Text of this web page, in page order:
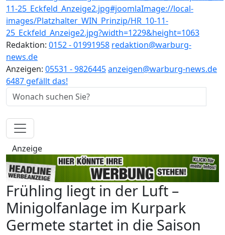
Redaktion: 0152 - 01991958 redaktion@warburg-
news.de
Anzeigen: 05531 - 9826445anzeigen@warburg-news.de
6487 gefällt das!
Anzeige
Frühling liegt in der Luft –
Minigolfanlage im Kurpark
Germete startet in die Saison